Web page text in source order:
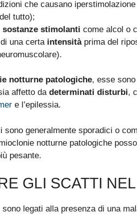
che causano
tutto);
sostanze stimolanti come alcol o
di una certa intensitàprima del
notturne patologiche, esse
affetto da determinati disturbi,
e l’epilessia.
generalmente sporadici o
notturne patologiche
pesante.
GLI SCATTI
legati alla presenza di una